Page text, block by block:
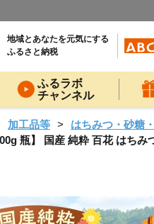
地域とあなたを元気にする
ふるさと納税
ふるラボ
チャンネル
加工品等
はちみつ・砂糖
瓶】 国産 純粋 百花 はち